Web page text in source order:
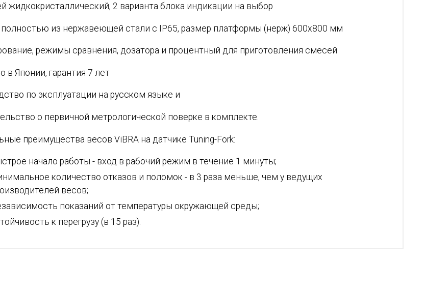
жидкокристаллический, 2 варианта блока индикации на выбор
полностью из нержавеющей стали с IP65, размер платформы (нерж) 600х800 мм
режимы сравнения, дозатора и процентный для приготовления смесей
в Японии, гарантия 7 лет
по эксплуатации на русском языке и
о первичной метрологической поверке в комплекте.
преимущества весов ViBRA на датчике Tuning-Fork:
начало работы - вход в рабочий режим в течение 1 минуты;
количество отказов и поломок - в 3 раза меньше, чем у ведущих
весов;
показаний от температуры окружающей среды;
к перегрузу (в 15 раз).